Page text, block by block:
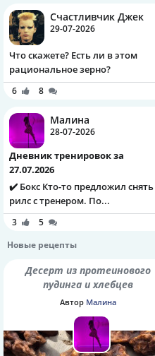
Счастливчик Джек
29-07-2026
Что скажете? Есть ли в этом
рациональное зерно?
6 8
Малина
28-07-2026
Дневник тренировок за
27.07.2026
✔️ Бокс Кто-то предложил снять
рилс с тренером. По...
3
5
Новые рецепты
Десерт из протеинового
пудинга и хлебцев
Автор Малина